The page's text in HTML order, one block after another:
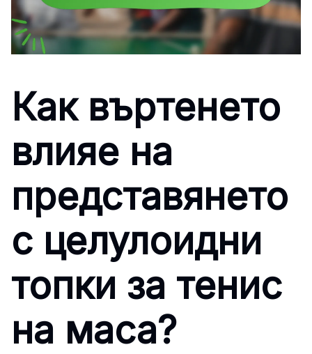
Как въртенето
влияе на
представянето
с целулоидни
топки за тенис
на маса?